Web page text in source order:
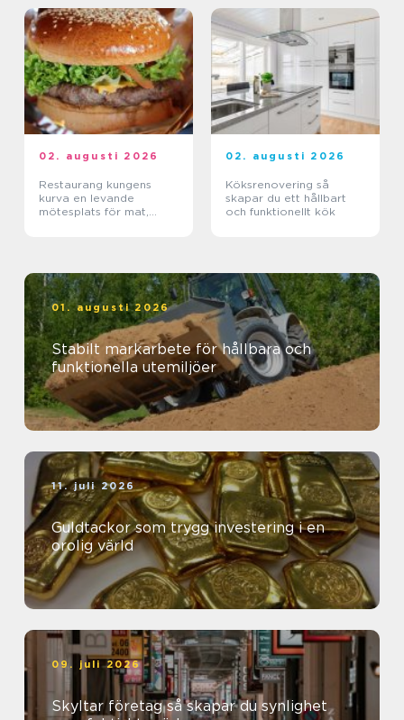
02. augusti 2026
Restaurang kungens
kurva en levande
mötesplats för mat,
02. augusti 2026
Köksrenovering så
skapar du ett hållbart
och funktionellt kök
01. augusti 2026
Stabilt markarbete för hållbara och
funktionella utemiljöer
11. juli 2026
Guldtackor som trygg investering i en
orolig värld
09. juli 2026
Skyltar företag så skapar du synlighet